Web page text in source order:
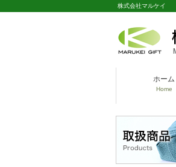
株式会社マルケイ
ホーム
Home